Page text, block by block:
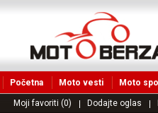
Početna Moto vesti Moto
Moji favoriti (0) Dodajte oglas